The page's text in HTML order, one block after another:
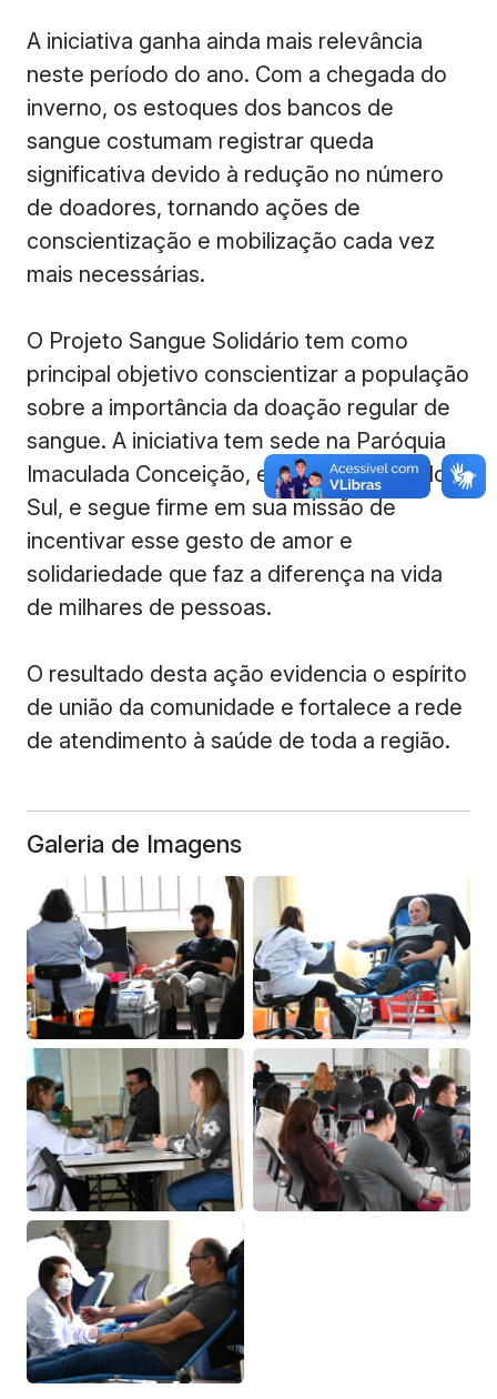
A iniciativa ganha ainda mais relevância
neste período do ano. Com a chegada do
inverno, os estoques dos bancos de
sangue costumam registrar queda
significativa devido à redução no número
de doadores, tornando ações de
conscientização e mobilização cada vez
mais necessárias.
O Projeto Sangue Solidário tem como
principal objetivo conscientizar a população
sobre a importância da doação regular de
sangue. A iniciativa tem sede na Paróquia
Imaculada Conceição, em Catanduvas do
Sul, e segue firme em sua missão de
incentivar esse gesto de amor e
solidariedade que faz a diferença na vida
de milhares de pessoas.
O resultado desta ação evidencia o espírito
de união da comunidade e fortalece a rede
de atendimento à saúde de toda a região.
Galeria de Imagens